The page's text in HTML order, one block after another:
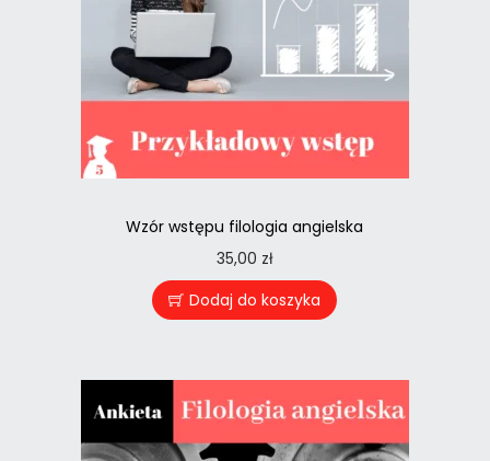
Wzór wstępu filologia angielska
35,00 zł
Dodaj do koszyka